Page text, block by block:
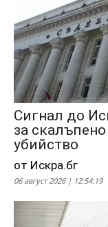
Сигнал до
за
убийство
от Искра.бг
06 август 2026 | 12:54:19